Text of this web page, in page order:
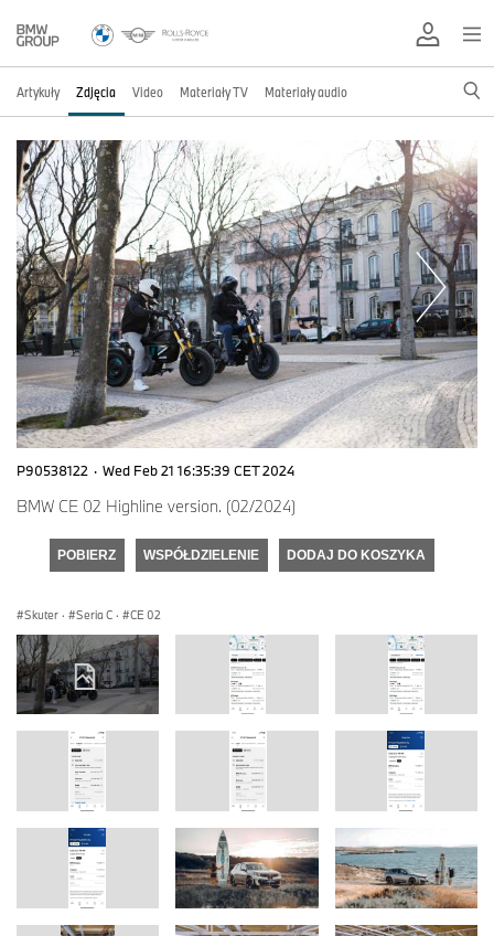
Artykuły Zdjęcia Video Materiały TV Materiały audio
P90538122 · Wed Feb 21 16:35:39 CET 2024
BMW CE 02 Highline version. (02/2024)
POBIERZ WSPÓŁDZIELENIE DODAJ DO KOSZYKA
Skuter · Seria C · CE 02